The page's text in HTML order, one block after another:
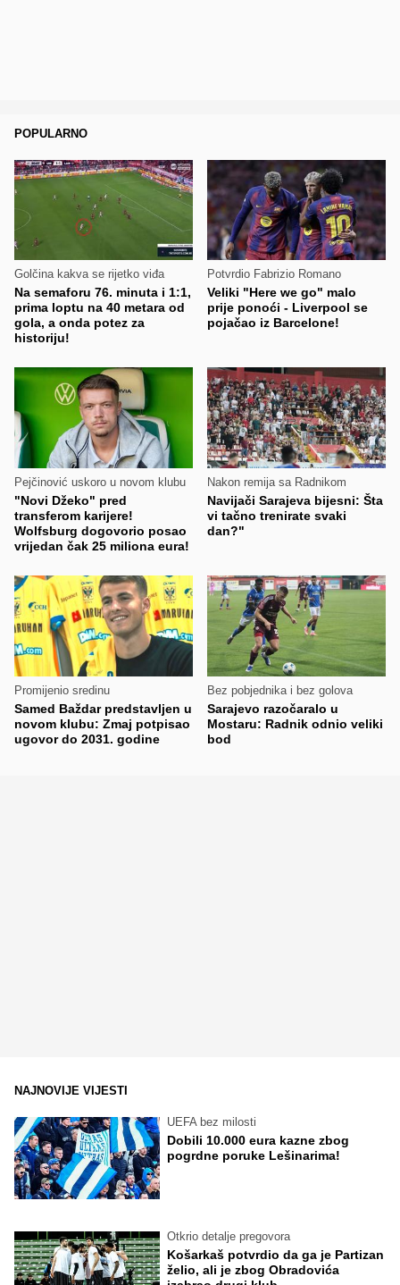
POPULARNO
Golčina kakva se rijetko viđa
Na semaforu 76. minuta i 1:1,
prima loptu na 40 metara od
gola, a onda potez za
historiju!
Potvrdio Fabrizio Romano
Veliki "Here we go" malo
prije ponoći - Liverpool se
pojačao iz Barcelone!
Pejčinović uskoro u novom klubu
"Novi Džeko" pred
transferom karijere!
Wolfsburg dogovorio posao
vrijedan čak 25 miliona eura!
Nakon remija sa Radnikom
Navijači Sarajeva bijesni: Šta
vi tačno trenirate svaki
dan?"
Promijenio sredinu
Samed Baždar predstavljen u
novom klubu: Zmaj potpisao
ugovor do 2031. godine
Bez pobjednika i bez golova
Sarajevo razočaralo u
Mostaru: Radnik odnio veliki
bod
NAJNOVIJE VIJESTI
UEFA bez milosti
Dobili 10.000 eura kazne zbog
pogrdne poruke Lešinarima!
Otkrio detalje pregovora
Košarkaš potvrdio da ga je Partizan
želio, ali je zbog Obradovića